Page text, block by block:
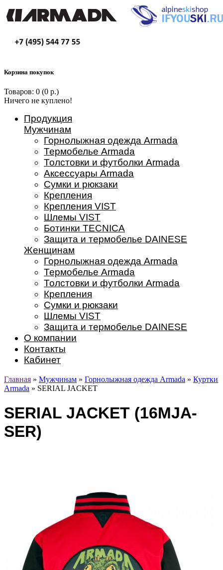
Корзина покупок
Товаров: 0 (0 р.)
Ничего не куплено!
Продукция
Мужчинам
Горнолыжная одежда Armada
Термобелье Armada
Толстовки и футболки Armada
Аксессуары Armada
Сумки и рюкзаки
Крепления
Крепления VIST
Шлемы VIST
Ботинки TECNICA
Защита и термобелье DAINESE
Женщинам
Горнолыжная одежда Armada
Термобелье Armada
Толстовки и футболки Armada
Крепления
Сумки и рюкзаки
Шлемы VIST
Защита и термобелье DAINESE
О компании
Контакты
Кабинет
Главная » Мужчинам » Горнолыжная одежда Armada » Куртки
Armada » SERIAL JACKET
SERIAL JACKET (16MJA-
SER)